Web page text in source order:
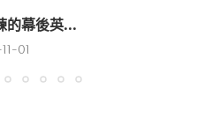
的幕後英...
01